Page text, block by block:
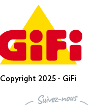
Copyright 2025 - GiFi